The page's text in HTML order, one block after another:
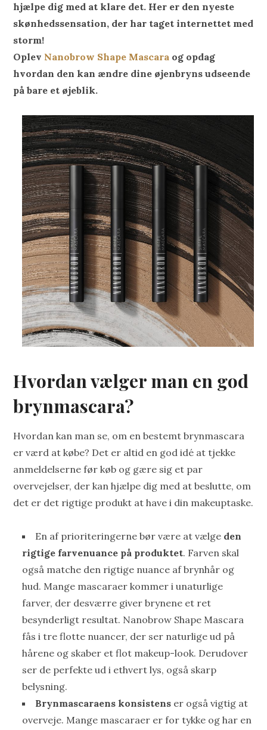
hjælpe dig med at klare det. Her er den nyeste
skønhedssensation, der har taget internettet med
storm!
Oplev Nanobrow Shape Mascara og opdag
hvordan den kan ændre dine øjenbryns udseende
på bare et øjeblik.
Hvordan vælger man en god
brynmascara?
Hvordan kan man se, om en bestemt brynmascara
er værd at købe? Det er altid en god idé at tjekke
anmeldelserne før køb og gære sig et par
overvejelser, der kan hjælpe dig med at beslutte, om
det er det rigtige produkt at have i din makeuptaske.
En af prioriteringerne bør være at vælge den
rigtige farvenuance på produktet. Farven skal
også matche den rigtige nuance af brynhår og
hud. Mange mascaraer kommer i unaturlige
farver, der desværre giver brynene et ret
besynderligt resultat. Nanobrow Shape Mascara
fås i tre flotte nuancer, der ser naturlige ud på
hårene og skaber et flot makeup-look. Derudover
ser de perfekte ud i ethvert lys, også skarp
belysning.
Brynmascaraens konsistens er også vigtig at
overveje. Mange mascaraer er for tykke og har en